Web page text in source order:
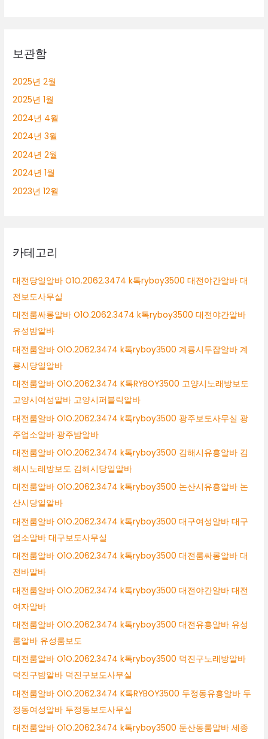
보관함
2025년 2월
2025년 1월
2024년 4월
2024년 3월
2024년 2월
2024년 1월
2023년 12월
카테고리
대전당일알바 O1O.2062.3474 k톡ryboy3500 대전야간알바 대
전보도사무실
대전룸싸롱알바 O1O.2062.3474 k톡ryboy3500 대전야간알바
유성밤알바
대전룸알바 O1O.2062.3474 k톡ryboy3500 계룡시투잡알바 계
룡시당일알바
대전룸알바 O1O.2062.3474 K톡RYBOY3500 고양시노래방보도
고양시여성알바 고양시퍼블릭알바
대전룸알바 O1O.2062.3474 k톡ryboy3500 광주보도사무실 광
주업소알바 광주밤알바
대전룸알바 O1O.2062.3474 k톡ryboy3500 김해시유흥알바 김
해시노래방보도 김해시당일알바
대전룸알바 O1O.2062.3474 k톡ryboy3500 논산시유흥알바 논
산시당일알바
대전룸알바 O1O.2062.3474 k톡ryboy3500 대구여성알바 대구
업소알바 대구보도사무실
대전룸알바 O1O.2062.3474 k톡ryboy3500 대전룸싸롱알바 대
전바알바
대전룸알바 O1O.2062.3474 k톡ryboy3500 대전야간알바 대전
여자알바
대전룸알바 O1O.2062.3474 k톡ryboy3500 대전유흥알바 유성
룸알바 유성룸보도
대전룸알바 O1O.2062.3474 k톡ryboy3500 덕진구노래방알바
덕진구밤알바 덕진구보도사무실
대전룸알바 O1O.2062.3474 K톡RYBOY3500 두정동유흥알바 두
정동여성알바 두정동보도사무실
대전룸알바 O1O.2062.3474 k톡ryboy3500 둔산동룸알바 세종